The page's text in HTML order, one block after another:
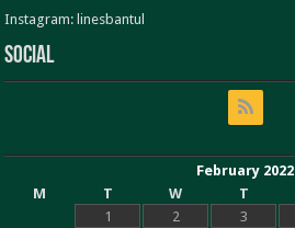
Instagram: linesbantul
Social
February 2022
M
T W T
1
2 3